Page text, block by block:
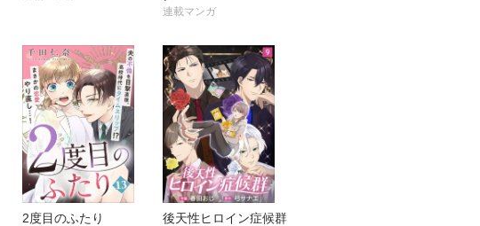
連載マンガ
2度目のふたり 後天性ヒロイン症候群